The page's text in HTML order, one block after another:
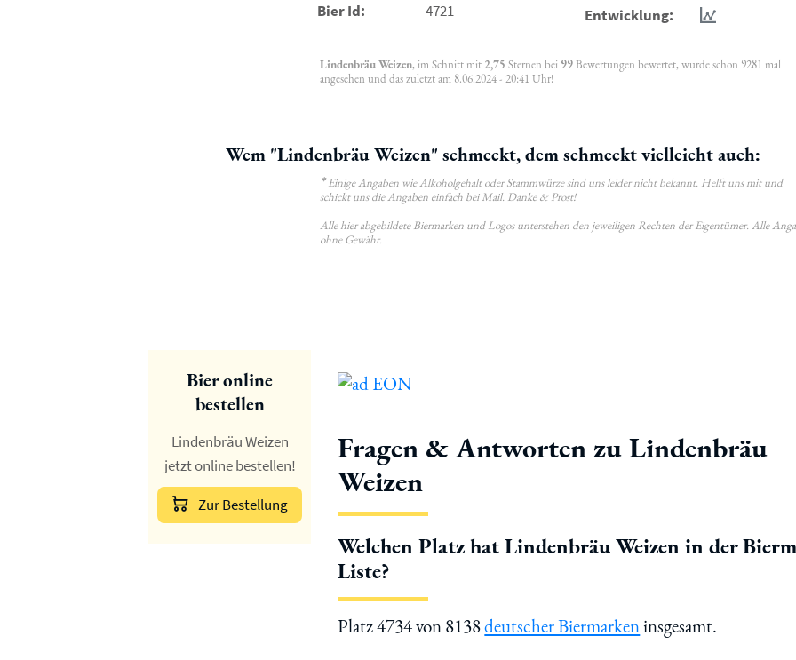
Bier Id: 4721
Entwicklung:
Lindenbräu Weizen, im Schnitt mit 2,75 Sternen bei 99Bewertungen bewertet, wurde schon 9281 mal
angesehen und das zuletzt am 8.06.2024 - 20:41 Uhr!
Wem "Lindenbräu Weizen" schmeckt, dem schmeckt vielleicht auch:
*Einige Angaben wie Alkoholgehalt oder Stammwürze sind uns leider nicht bekannt. Helft uns mit und
schickt uns die Angaben einfach bei Mail. Danke & Prost!
Alle hier abgebildete Biermarken und Logos unterstehen den jeweiligen Rechten der Eigentümer. Alle
ohne Gewähr.
Bier online
bestellen
Lindenbräu Weizen
jetzt online bestellen!
Zur Bestellung
Fragen & Antworten zu Lindenbräu
Weizen
Welchen Platz hat Lindenbräu Weizen in der
Liste?
Platz 4734 von 8138deutscher Biermarkeninsgesamt.